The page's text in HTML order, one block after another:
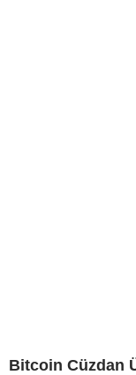
Bitcoin Cüzdan